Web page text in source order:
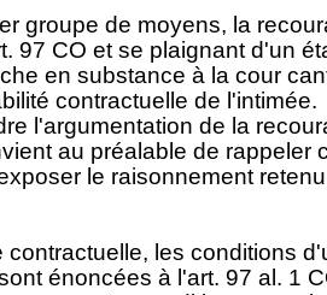
groupe de moyens, la
97 CO et se plaignant d'un
en substance à la cour
contractuelle de l'intimée.
l'argumentation de la
au préalable de rappeler
le raisonnement
contractuelle, les conditions
énoncées à l'art. 97 al. 1